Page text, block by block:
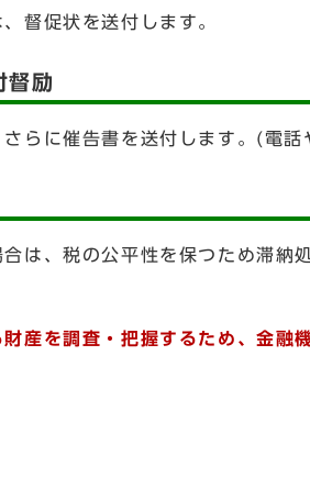
督促状を送付します。
督励
らに催告書を送付します。(電話
は、税の公平性を保つため滞納
産を調査・把握するため、金融